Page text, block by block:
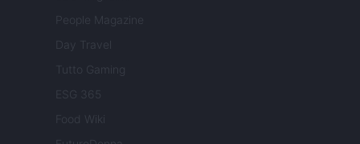
People Magazine
Day Travel
Tutto Gaming
ESG 365
Food Wiki